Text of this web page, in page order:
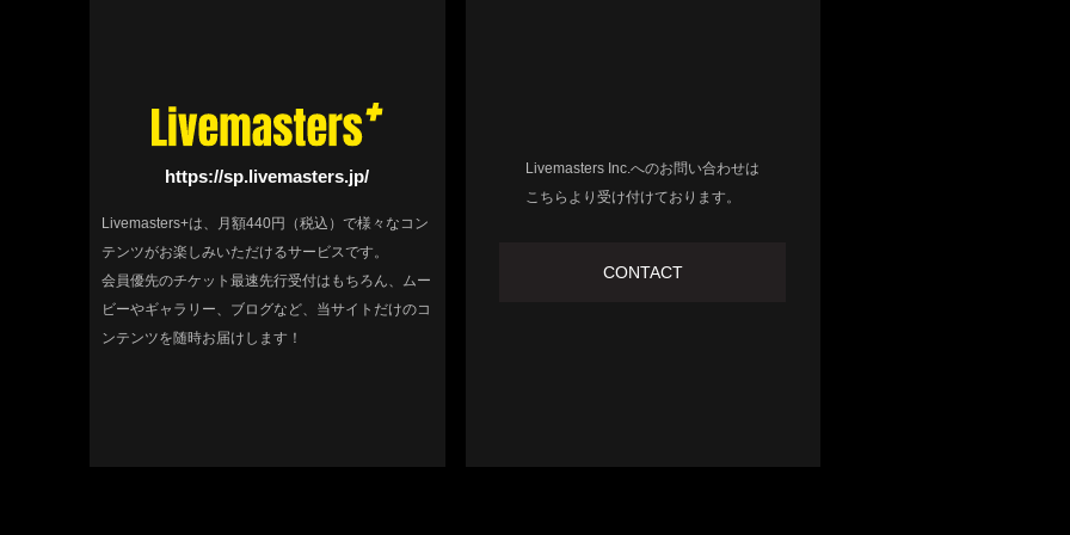
https://sp.livemasters.jp/
Livemasters+は、月額440円（税込）で様々なコン
テンツがお楽しみいただけるサービスです。
会員優先のチケット最速先行受付はもちろん、ムー
ビーやギャラリー、ブログなど、当サイトだけのコ
ンテンツを随時お届けします！
Livemasters Inc.へのお問い合わせは
こちらより受け付けております。
CONTACT